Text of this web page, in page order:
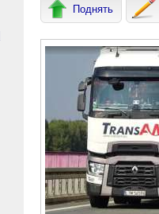
Поднять